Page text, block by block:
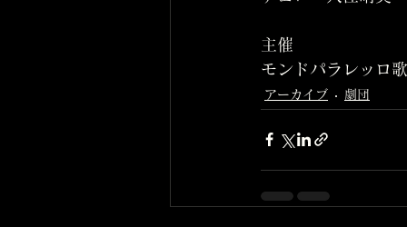
主催
モンドパラレッロ
アーカイブ 劇団